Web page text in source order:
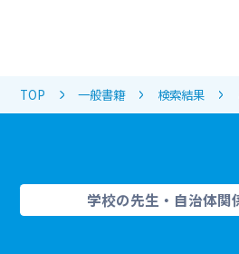
TOP 一般書籍 検索結果
学校の先生・自治体関